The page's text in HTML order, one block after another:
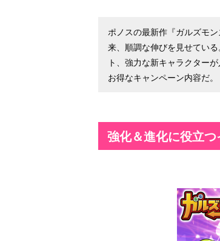
ポノスの最新作『ガルズモ
来、順調な伸びを見せてい
ト、強力な新キャラクター
お得なキャンペーン内容だ。
強化＆進化に役立つ